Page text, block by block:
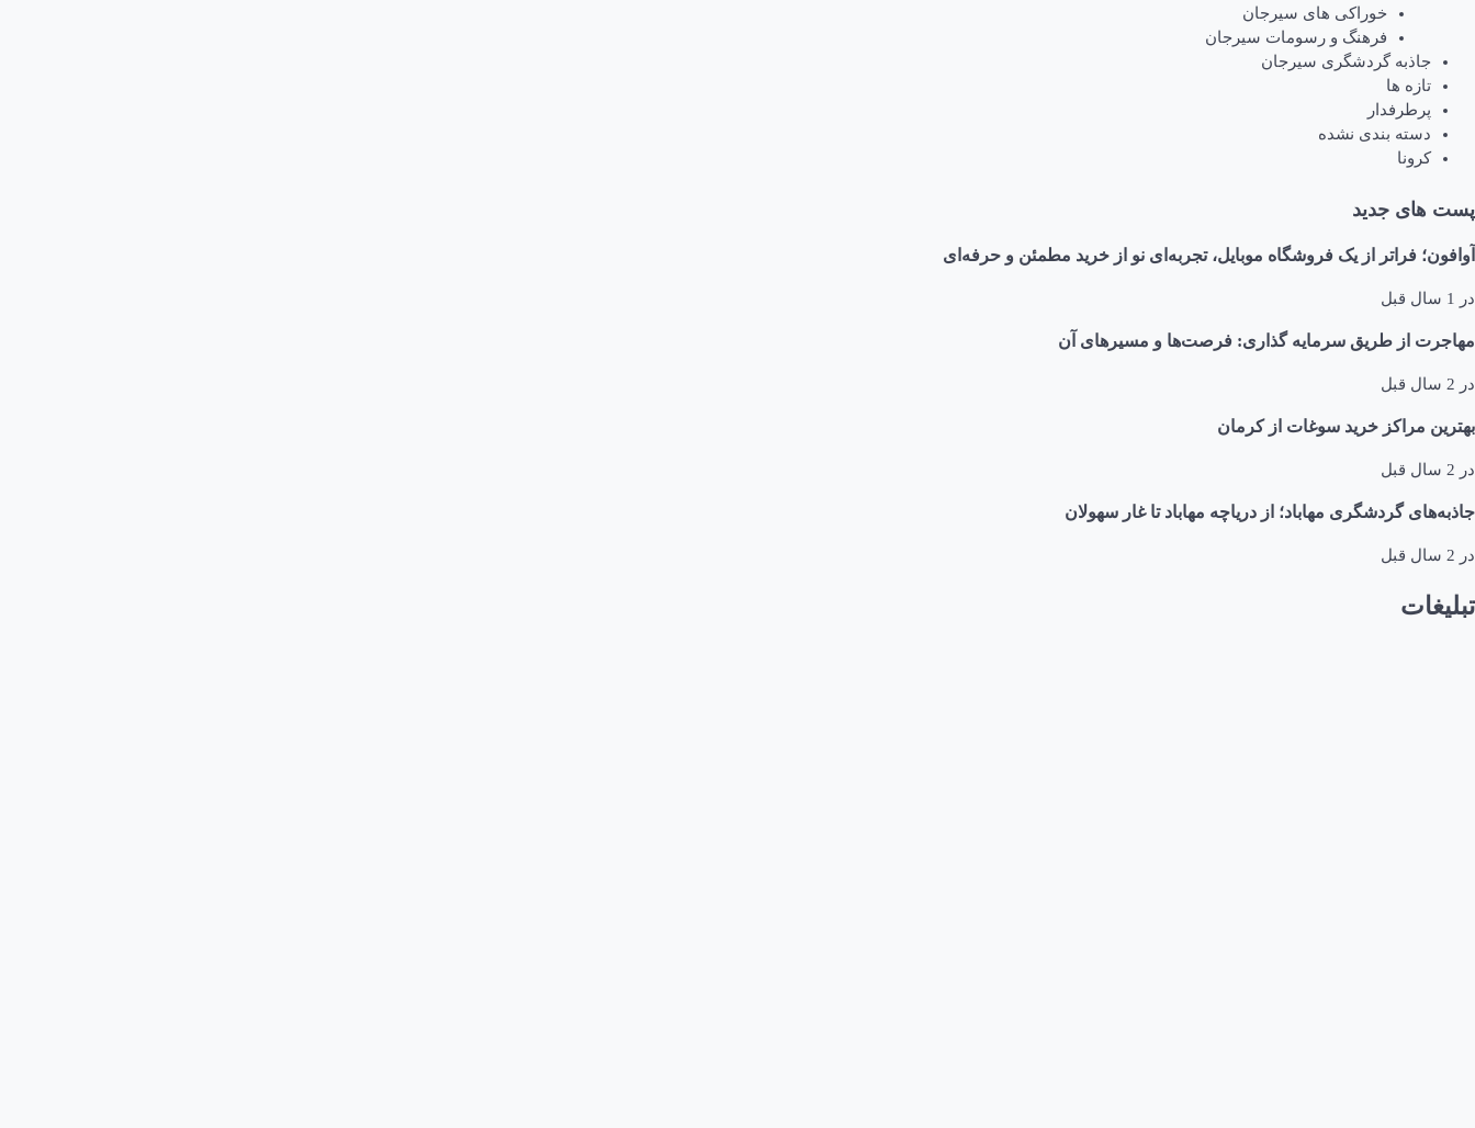
خوراکی های سیرجان
فرهنگ و رسومات سیرجان
جاذبه گردشگری سیرجان
تازه ها
پرطرفدار
دسته بندی نشده
کرونا
پست های جدید
آوافون؛ فراتر از یک فروشگاه موبایل، تجربه‌ای نو از خرید مطمئن و حرفه‌ای
در 1 سال قبل
مهاجرت از طریق سرمایه گذاری: فرصت‌ها و مسیرهای آن
در 2 سال قبل
بهترین مراکز خرید سوغات از کرمان
در 2 سال قبل
جاذبه‌های گردشگری مهاباد؛ از دریاچه مهاباد تا غار سهولان
در 2 سال قبل
تبلیغات